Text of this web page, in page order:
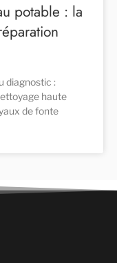
potable : la
diagnostic :
haute
de fonte